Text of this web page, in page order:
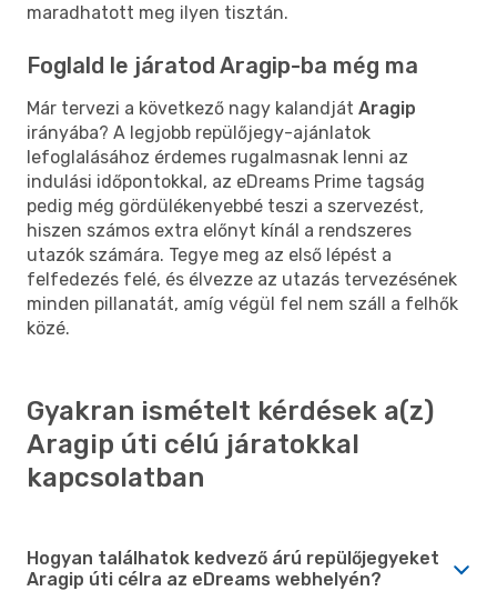
maradhatott meg ilyen tisztán.
Foglald le járatod Aragip-ba még ma
Már tervezi a következő nagy kalandját Aragip
irányába? A legjobb repülőjegy-ajánlatok
lefoglalásához érdemes rugalmasnak lenni az
indulási időpontokkal, az eDreams Prime tagság
pedig még gördülékenyebbé teszi a szervezést,
hiszen számos extra előnyt kínál a rendszeres
utazók számára. Tegye meg az első lépést a
felfedezés felé, és élvezze az utazás tervezésének
minden pillanatát, amíg végül fel nem száll a felhők
közé.
Gyakran ismételt kérdések a(z)
Aragip úti célú járatokkal
kapcsolatban
Hogyan találhatok kedvező árú repülőjegyeket
Aragip úti célra az eDreams webhelyén?